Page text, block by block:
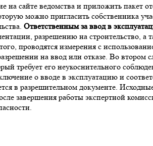
сайте ведомства и приложить пакет
можно пригласить собственника
Ответственным за ввод в
разрешению на строительство,
проводятся измерения с
на ввод или отказе. Во
требует его неукоснительного
о вводе в эксплуатацию и
в разрешительном документе.
завершения работы экспертной